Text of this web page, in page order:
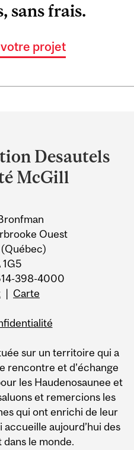
sans frais.
projet
Desautels
McGill
Ouest
1G5
398-4000
| Carte
sur un territoire qui a
rencontre et d’échange
les Haudenosaunee et
et remercions les
qui ont enrichi de leur
aujourd’hui des
le monde.